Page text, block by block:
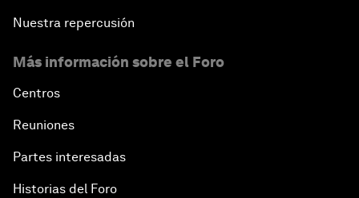
Nuestra repercusión
Más información sobre el Foro
Centros
Reuniones
Partes interesadas
Historias del Foro